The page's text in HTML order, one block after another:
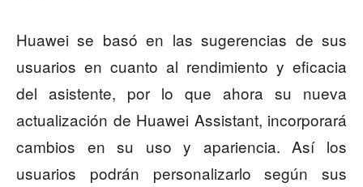
Huawei se basó en las sugerencias de sus
usuarios en cuanto al rendimiento y eficacia
del asistente, por lo que ahora su nueva
actualización de Huawei Assistant, incorporará
cambios en su uso y apariencia. Así los
usuarios podrán personalizarlo según sus